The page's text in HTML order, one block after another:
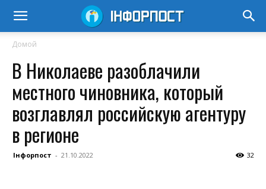
Домой
В Николаеве разоблачили
местного чиновника, который
возглавлял российскую агентуру
в регионе
Інфорпост - 21.10.2022 32